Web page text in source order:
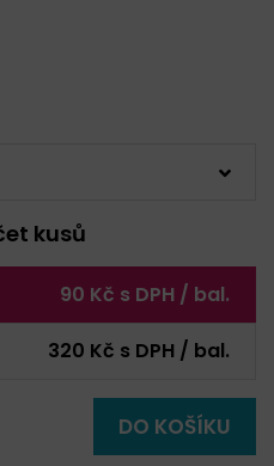
kusů
90 Kč s DPH / bal.
320 Kč s DPH / bal.
DO KOŠÍKU